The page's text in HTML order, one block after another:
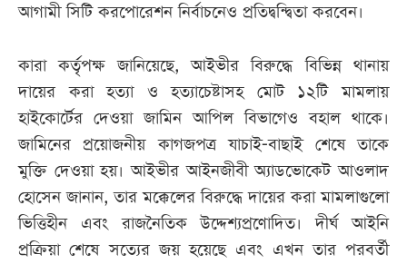
আগামী সিটি করপোরেশন নির্বাচনেও প্রতিদ্বন্দ্বিতা করবেন।
কারা কর্তৃপক্ষ জানিয়েছে, আইভীর বিরুদ্ধে বিভিন্ন থানায়
দায়ের করা হত্যা ও হত্যাচেষ্টাসহ মোট ১২টি মামলায়
হাইকোর্টের দেওয়া জামিন আপিল বিভাগেও বহাল থাকে।
জামিনের প্রয়োজনীয় কাগজপত্র যাচাই-বাছাই শেষে তাকে
মুক্তি দেওয়া হয়। আইভীর আইনজীবী অ্যাডভোকেট আওলাদ
হোসেন জানান, তার মক্কেলের বিরুদ্ধে দায়ের করা মামলাগুলো
ভিত্তিহীন এবং রাজনৈতিক উদ্দেশ্যপ্রণোদিত। দীর্ঘ আইনি
প্রক্রিয়া শেষে সত্যের জয় হয়েছে এবং এখন তার পরবর্তী